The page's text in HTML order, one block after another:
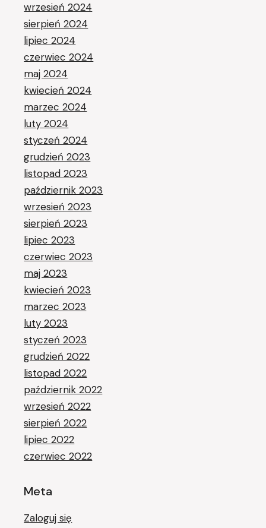
wrzesień 2024
sierpień 2024
lipiec 2024
czerwiec 2024
maj 2024
kwiecień 2024
marzec 2024
luty 2024
styczeń 2024
grudzień 2023
listopad 2023
październik 2023
wrzesień 2023
sierpień 2023
lipiec 2023
czerwiec 2023
maj 2023
kwiecień 2023
marzec 2023
luty 2023
styczeń 2023
grudzień 2022
listopad 2022
październik 2022
wrzesień 2022
sierpień 2022
lipiec 2022
czerwiec 2022
Meta
Zaloguj się